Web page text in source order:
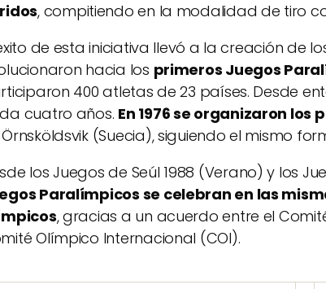
, compitiendo en la modalidad de tiro
de esta iniciativa llevó a la creación de
hacia los primeros Juegos
400 atletas de 23 países. Desde
cuatro años. En 1976 se organizaron
(Suecia), siguiendo el mismo
los Juegos de Seúl 1988 (Verano) y los
Paralímpicos se celebran en las
, gracias a un acuerdo entre el
Olímpico Internacional (COI).